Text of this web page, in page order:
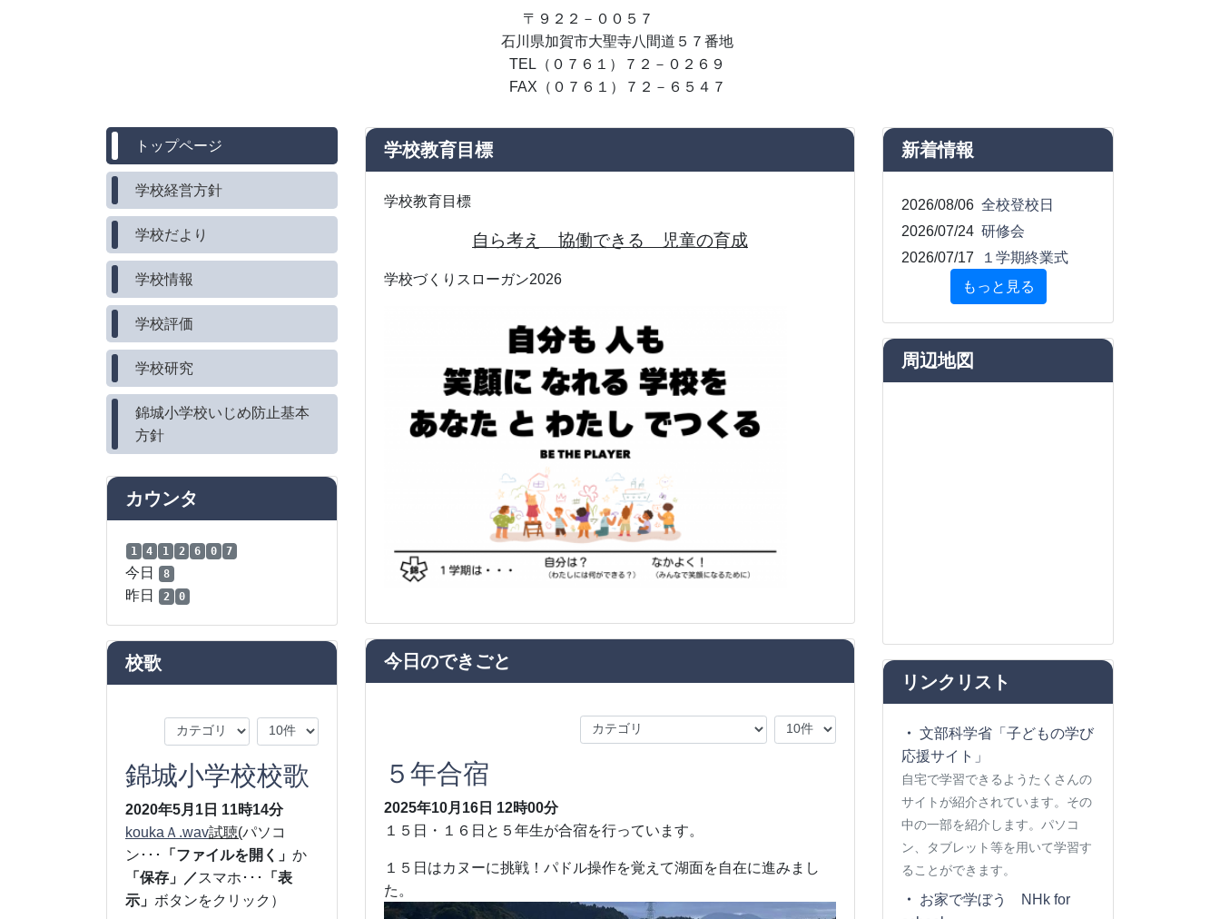
〒９２２－００５７
石川県加賀市大聖寺八間道５７番地
TEL（０７６１）７２－０２６９
FAX（０７６１）７２－６５４７
トップページ
学校経営方針
学校だより
学校情報
学校評価
学校研究
錦城小学校いじめ防止基本
方針
カウンタ
1 4 1 2 6 0 7
今日 8
昨日 2 0
校歌
錦城小学校校歌
2020年5月1日 11時14分
koukaＡ.wav試聴(パソコ
ン･･･
「ファイルを開く」 か
「保存」／スマホ･･･
「表
示」 ボタンをクリック）
学校教育目標
学校教育目標
自ら考え 協働できる 児童の育成
学校づくりスローガン2026
今日のできごと
５年合宿
2025年10月16日 12時00分
１５日・１６日と５年生が合宿を行っています。
１５日はカヌーに挑戦！パドル操作を覚えて湖面を自在に進みまし
た。
新着情報
2026/08/06 全校登校日
2026/07/24 研修会
2026/07/17
１学期終業式
もっと見る
周辺地図
リンクリスト
文部科学省「子どもの学び
応援サイト」
自宅で学習できるようたくさんの
サイトが紹介されています。その
中の一部を紹介します。パソコ
ン、タブレット等を用いて学習す
ることができます。
お家で学ぼう NHk for